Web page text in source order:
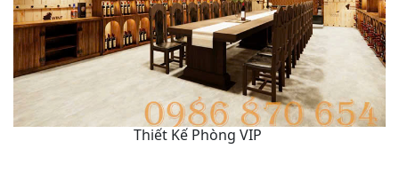
Thiết Kế Phòng VIP